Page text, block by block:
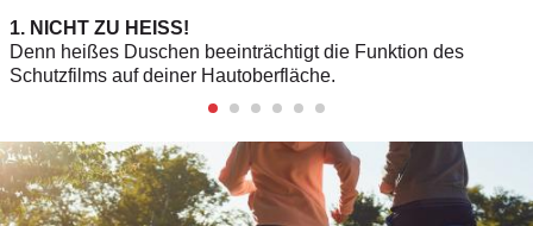
1. NICHT ZU HEISS!
Denn heißes Duschen beeinträchtigt die Funktion des
Schutzfilms auf deiner Hautoberfläche.